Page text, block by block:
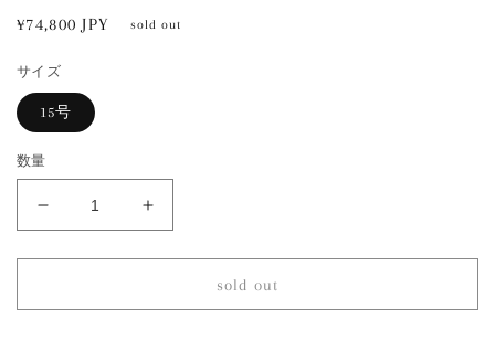
ア
(1)
開
く
通
価
格
¥74,800 JPY sold out
サイズ
15号
数量
Aquamarine
|
of
1359
Aquamarine
|
of
sold out